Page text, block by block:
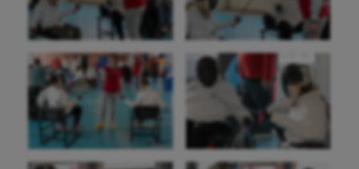
Flag football
Football américain
Futsal
Golf
Gymnastique